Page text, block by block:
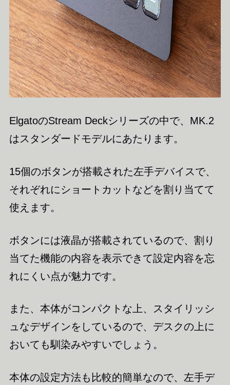
ElgatoのStream Deckシリーズの中で、MK.2
はスタンダードモデルにあたります。
15個のボタンが搭載された左手デバイスで、
それぞれにショートカットなどを割り当てて
使えます。
ボタンには液晶が搭載されているので、割り
当てた機能の内容を表示できて設定内容を忘
れにくい点が魅力です。
また、本体がコンパクトな上、スタイリッシ
ュなデザインをしているので、デスクの上に
おいても馴染みやすいでしょう。
本体の設定方法も比較的簡単なので、左手デ